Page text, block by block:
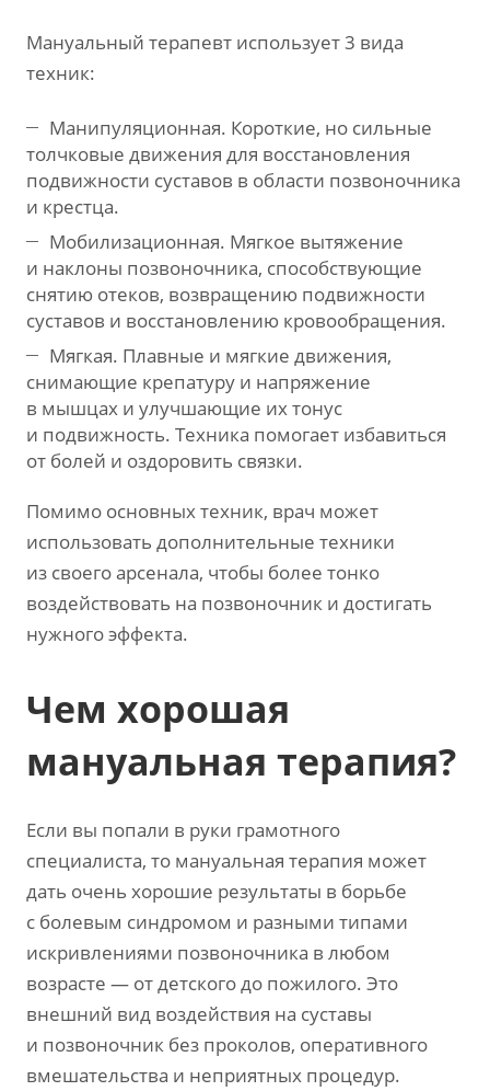
Мануальный терапевт использует 3 вида
техник:
Манипуляционная. Короткие, но сильные
толчковые движения для восстановления
подвижности суставов в области позвоночника
и крестца.
Мобилизационная. Мягкое вытяжение
и наклоны позвоночника, способствующие
снятию отеков, возвращению подвижности
суставов и восстановлению кровообращения.
Мягкая. Плавные и мягкие движения,
снимающие крепатуру и напряжение
в мышцах и улучшающие их тонус
и подвижность. Техника помогает избавиться
от болей и оздоровить связки.
Помимо основных техник, врач может
использовать дополнительные техники
из своего арсенала, чтобы более тонко
воздействовать на позвоночник и достигать
нужного эффекта.
Чем хорошая
мануальная терапия?
Если вы попали в руки грамотного
специалиста, то мануальная терапия может
дать очень хорошие результаты в борьбе
с болевым синдромом и разными типами
искривлениями позвоночника в любом
возрасте — от детского до пожилого. Это
внешний вид воздействия на суставы
и позвоночник без проколов, оперативного
вмешательства и неприятных процедур.